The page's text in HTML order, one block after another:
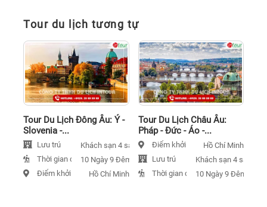
Tour du lịch tương tự
Tour Du Lịch Đông Âu: Ý -
Slovenia -...
Lưu trú
Khách sạn 4 sao
Thời gian đi
10 Ngày 9 Đêm
Điểm khởi hành Hồ Chí Minh
Tour Du Lịch Châu Âu:
Pháp - Đức - Áo -...
Điểm khởi hànhHồ Chí Minh
Lưu trú
Khách sạn 4 sao
Thời gian đi
10 Ngày 9 Đêm